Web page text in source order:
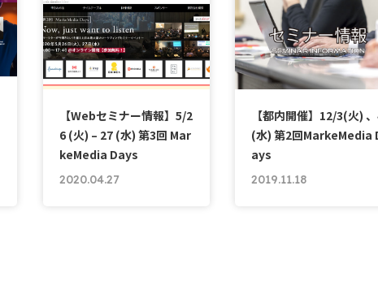
【Webセミナー情報】5/2
6 (火) – 27 (水) 第3回 Mar
keMedia Days
2020.04.27
【都内開催】12/3(火)
(水) 第2回MarkeMedia
ays
2019.11.18